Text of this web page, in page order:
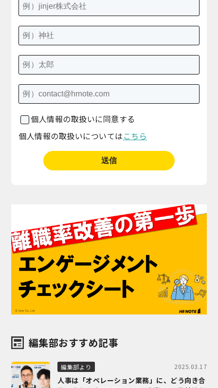
個人情報の取扱いに同意する
個人情報の取扱いについては こちら
編集部おすすめ記事
編集部より 2025.03.17
人事は「オペレーション業務」に、どう向き合